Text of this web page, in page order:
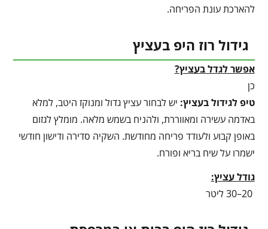
להארכת עונת הפריחה.
גידול רוז היפ בעציץ
אפשר לגדל בעציץ?
כן
טיפ לגידול בעציץ: יש לבחור עציץ גדול ומנוקז היטב, למלא
באדמה עשירה ומאווררת, ולהניח בשמש מלאה. מומלץ לגזום
באופן קבוע ולעודד פריחה מחודשת. השקיה סדירה ודישון חודשי
ישמרו על שיח בריא ופורח.
גודל עציץ:
20–30 ליטר